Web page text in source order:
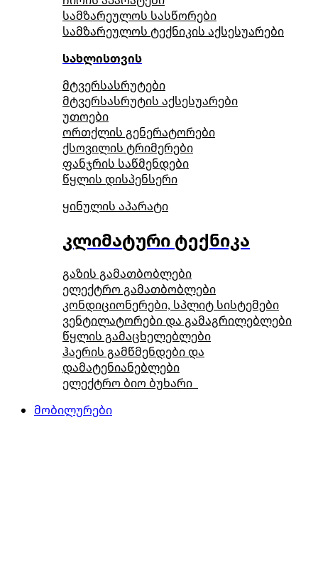
სამზარეულოს სასწორები
სამზარეულოს ტექნიკის აქსესუარები
სახლისთვის
მტვერსასრუტები
მტვერსასრუტის აქსესუარები
უთოები
ორთქლის გენერატორები
ქსოვილის ტრიმერები
ფანჯრის საწმენდები
წყლის დისპენსერი
ყინულის აპარატი
კლიმატური ტექნიკა
გაზის გამათბობლები
ელექტრო გამათბობლები
კონდიციონერები, სპლიტ სისტემები
ვენტილატორები და გამაგრილებლები
წყლის გამაცხელებლები
ჰაერის გამწმენდები და
დამატენიანებლები
ელექტრო ბიო ბუხარი
მობილურები